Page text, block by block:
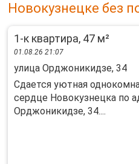
Новокузнецке без
1-к квартира, 47 м²
01.08.26 21:07
улица Орджоникидзе, 34
Сдается уютная
сердце Новокузнецка по
Орджоникидзе, 34....